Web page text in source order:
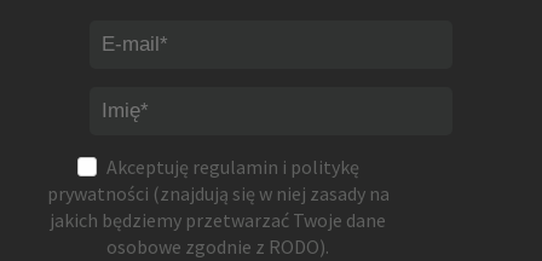
Akceptuję regulamin i politykę
prywatności (znajdują się w niej zasady na
jakich będziemy przetwarzać Twoje dane
osobowe zgodnie z RODO).